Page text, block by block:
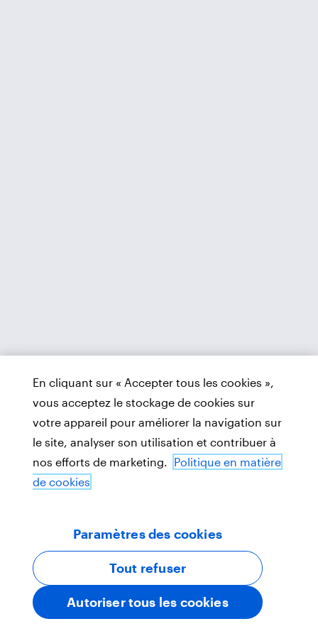
En cliquant sur « Accepter tous les cookies »,
vous acceptez le stockage de cookies sur
votre appareil pour améliorer la navigation sur
le site, analyser son utilisation et contribuer à
nos efforts de marketing. Politique en matière
de cookies
Paramètres des cookies
Tout refuser
Autoriser tous les cookies